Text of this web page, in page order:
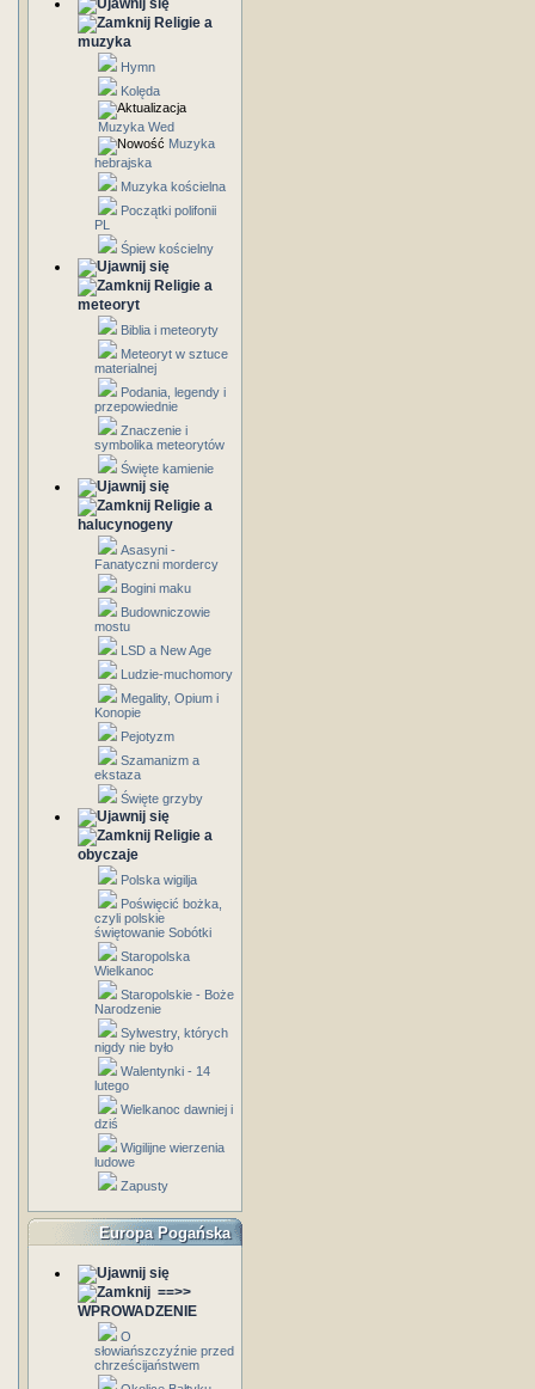
Religie a
muzyka
Hymn
Kolęda
Muzyka Wed
Muzyka
hebrajska
Muzyka kościelna
Początki polifonii
PL
Śpiew kościelny
Religie a
meteoryt
Biblia i meteoryty
Meteoryt w sztuce
materialnej
Podania, legendy i
przepowiednie
Znaczenie i
symbolika meteorytów
Święte kamienie
Religie a
halucynogeny
Asasyni -
Fanatyczni mordercy
Bogini maku
Budowniczowie
mostu
LSD a New Age
Ludzie-muchomory
Megality, Opium i
Konopie
Pejotyzm
Szamanizm a
ekstaza
Święte grzyby
Religie a
obyczaje
Polska wigilja
Poświęcić bożka,
czyli polskie
świętowanie Sobótki
Staropolska
Wielkanoc
Staropolskie - Boże
Narodzenie
Sylwestry, których
nigdy nie było
Walentynki - 14
lutego
Wielkanoc dawniej i
dziś
Wigilijne wierzenia
ludowe
Zapusty
Europa Pogańska
==>>
WPROWADZENIE
O
słowiańszczyźnie przed
chrześcijaństwem